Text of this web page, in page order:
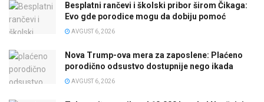
Besplatni rančevi i školski pribor širom Čikaga:
Evo gde porodice mogu da dobiju pomoć
AVGUST 6, 2026
Nova Trump-ova mera za zaposlene: Plaćeno
porodično odsustvo dostupnije nego ikada
AVGUST 6, 2026